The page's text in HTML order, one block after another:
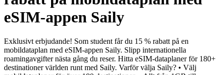
eSIM-appen Saily
Exklusivt erbjudande! Som student får du 15 % rabatt på en
mobildataplan med eSIM-appen Saily. Slipp internationella
roamingavgifter nästa gång du reser. Hitta eSIM-dataplaner för 180+
destinationer världen runt med Saily. Varför välja Saily? • Välj